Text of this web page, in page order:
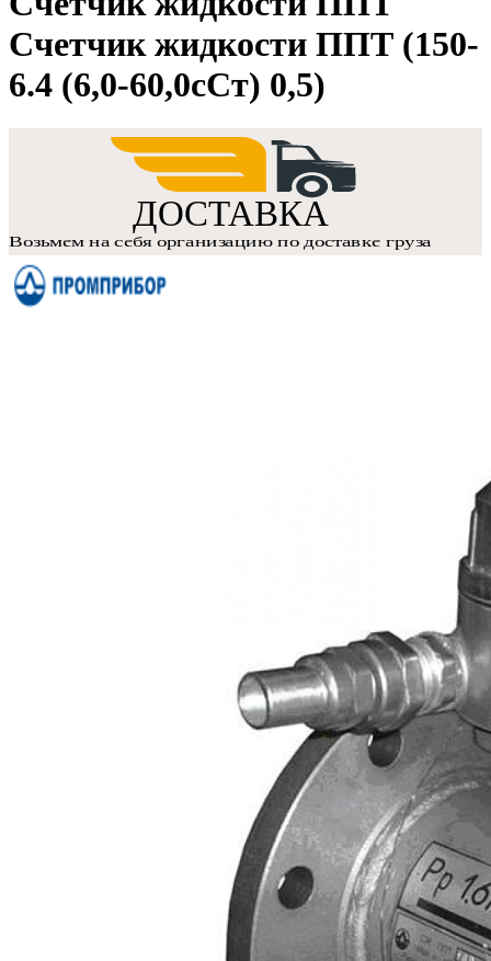
Счетчик жидкости ППТ (150-
6.4 (6,0-60,0сСт) 0,5)